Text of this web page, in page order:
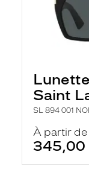
Saint
SL 894 001
À partir de
345,00